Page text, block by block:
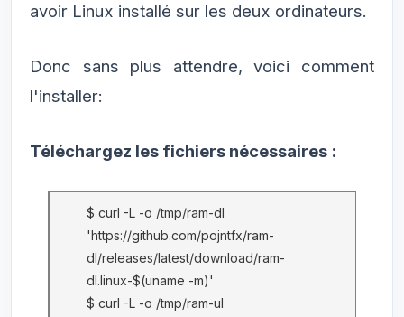
avoir Linux installé sur les deux ordinateurs.
Donc sans plus attendre, voici comment
l'installer:
Téléchargez les fichiers nécessaires :
$ curl -L -o /tmp/ram-dl
'https://github.com/pojntfx/ram-
dl/releases/latest/download/ram-
dl.linux-$(uname -m)'
$ curl -L -o /tmp/ram-ul